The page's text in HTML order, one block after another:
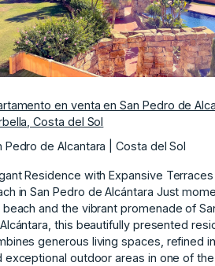
en venta en San Pedro de
Costa del Sol
Pedro de Alcantara | Costa del Sol
Residence with Expansive
in San Pedro de Alcántara Just
beach and the vibrant promenade of
this beautifully presented
generous living spaces, refined
exceptional outdoor areas in one of